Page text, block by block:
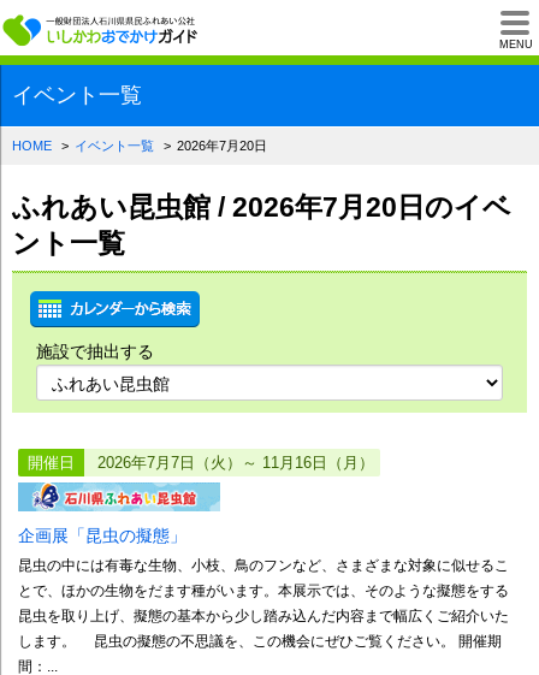
MENU
一般財団法人石川
イベント一覧
HOME イベント一覧 2026年7月20日
ふれあい昆虫館 / 2026年7月20日のイベ
ント一覧
施設で抽出する
開催日 2026年7月7日（火）～ 11月16日（月）
企画展「昆虫の擬態」
昆虫の中には有毒な生物、小枝、鳥のフンなど、さまざまな対象に似せるこ
とで、ほかの生物をだます種がいます。本展示では、そのような擬態をする
昆虫を取り上げ、擬態の基本から少し踏み込んだ内容まで幅広くご紹介いた
します。 昆虫の擬態の不思議を、この機会にぜひご覧ください。 開催期
間：...